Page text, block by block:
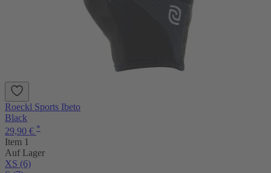
Roeckl Sports Ibeto
Black
29,90 € *
Item 1
Auf Lager
XS (6)